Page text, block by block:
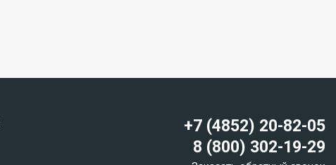
+7 (4852) 20-82-05
8 (800) 302-19-29